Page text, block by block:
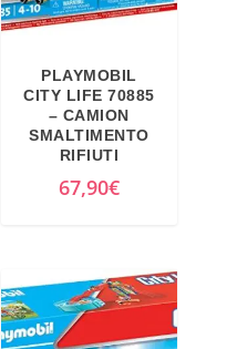
.
PLAYMOBIL
CITY LIFE 70885
– CAMION
SMALTIMENTO
RIFIUTI
67,90€